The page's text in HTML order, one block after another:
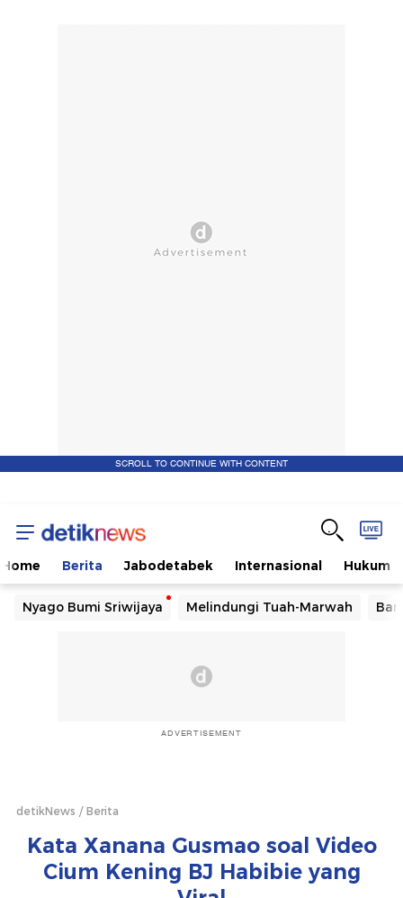
SCROLL TO CONTINUE WITH CONTENT
Home Berita Jabodetabek Internasional Hukum
Nyago Bumi Sriwijaya Melindungi Tuah-Marwah
ADVERTISEMENT
detikNews Berita
Kata Xanana Gusmao soal Video
Cium Kening BJ Habibie yang